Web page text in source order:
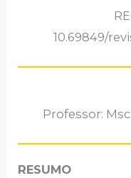
10.69849/
Professor:
RESUMO